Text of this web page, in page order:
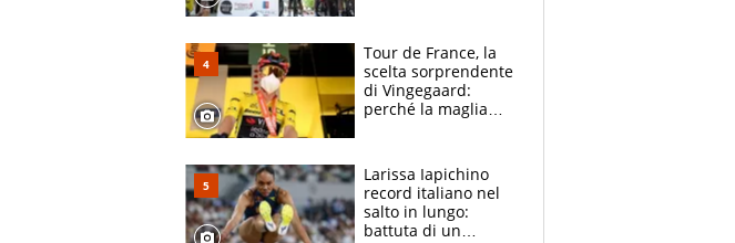
compagni
Tour de France, la
scelta sorprendente
di Vingegaard:
perché la maglia
rischio da evitare
Larissa Iapichino
record italiano nel
salto in lungo:
battuta di un